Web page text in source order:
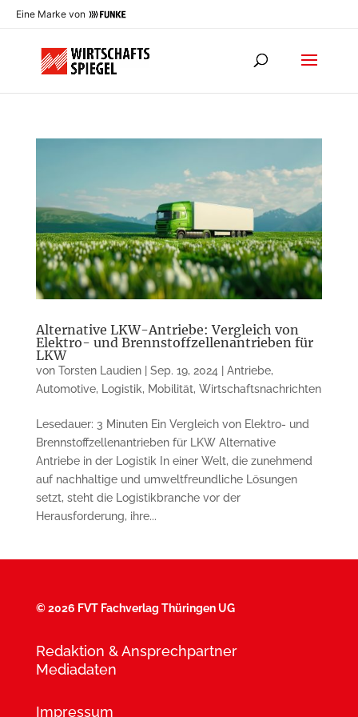
Eine Marke von
Alternative LKW-Antriebe: Vergleich von
Elektro- und Brennstoffzellenantrieben für
LKW
von Torsten Laudien| Sep. 19, 2024 Antriebe,
Automotive, Logistik, Mobilität, Wirtschaftsnachrichten
Lesedauer: 3 Minuten Ein Vergleich von Elektro- und
Brennstoffzellenantrieben für LKW Alternative
Antriebe in der Logistik In einer Welt, die zunehmend
auf nachhaltige und umweltfreundliche Lösungen
setzt, steht die Logistikbranche vor der
Herausforderung, ihre...
©2026 FVT Fachverlag Thüringen UG
Redaktion & Ansprechpartner
Mediadaten
Impressum